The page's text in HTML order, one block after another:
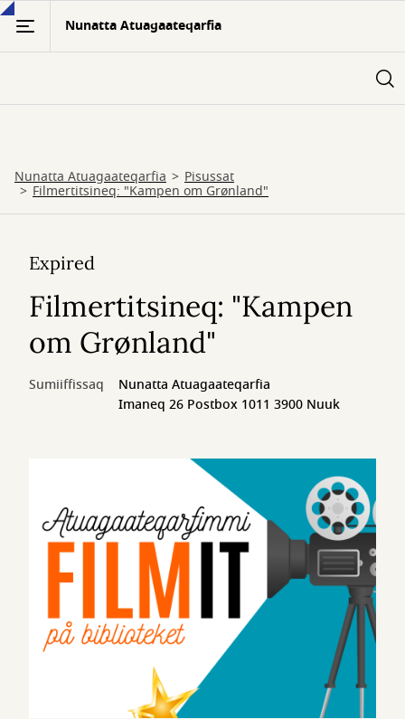
Skip
main
Nunatta Atuagaateqarfia
Nunatta Atuagaateqarfia Pisussat
Filmertitsineq: "Kampen om Grønland"
Expired
Filmertitsineq: "Kampen
om Grønland"
Sumiiffissaq
Nunatta Atuagaateqarfia
Imaneq 26 Postbox 1011 3900 Nuuk